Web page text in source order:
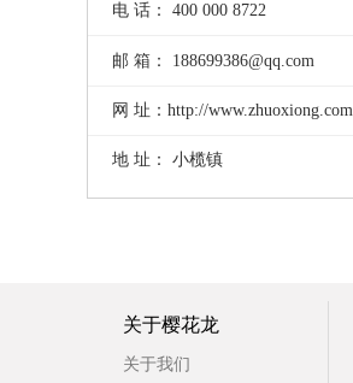
电 话： 400 000 8722
邮 箱： 188699386@qq.com
网 址：http://www.zhuoxiong.com
地 址： 小榄镇
关于樱花龙
关于我们